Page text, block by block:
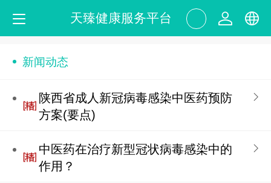
天臻健康服务平台
新闻动态
陕西省成人新冠病毒感染中医药预防
方案(要点)
中医药在治疗新型冠状病毒感染中的
作用？